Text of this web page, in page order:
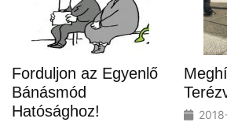
Forduljon az Egyenlő
Bánásmód
Hatósághoz!